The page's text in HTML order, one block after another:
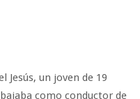
Jesús, un joven de 19
como conductor de